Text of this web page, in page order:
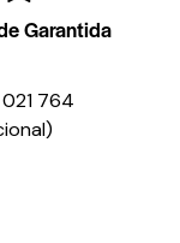
Garantida
764